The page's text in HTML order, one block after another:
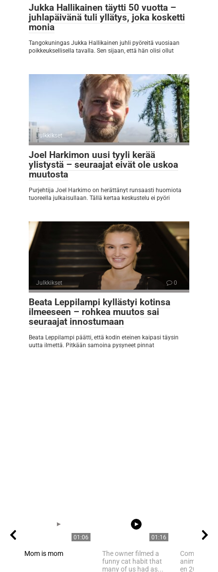
Jukka Hallikainen täytti 50 vuotta –
juhlapäivänä tuli yllätys, joka kosketti
monia
Tangokuningas Jukka Hallikainen juhli pyöreitä vuosiaan
poikkeuksellisella tavalla. Sen sijaan, että hän olisi ollut
Julkkikset 0
Joel Harkimon uusi tyyli kerää
ylistystä – seuraajat eivät ole uskoa
muutosta
Purjehtija Joel Harkimo on herättänyt runsaasti huomiota
tuoreella julkaisullaan. Tällä kertaa keskustelu ei pyöri
Julkkikset 0
Beata Leppilampi kyllästyi kotinsa
ilmeeseen – rohkea muutos sai
seuraajat innostumaan
Beata Leppilampi päätti, että kodin eteinen kaipasi täysin
uutta ilmettä. Pitkään samoina pysyneet pinnat
01:06
Mom is mom
01:16
The owner filmed a
funny cat habit that
many of us had as...
Compilation
animaux les
en 2021